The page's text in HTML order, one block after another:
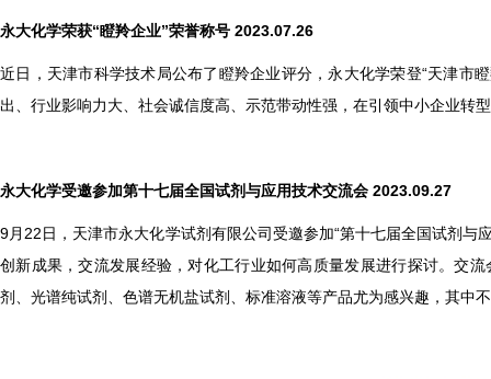
永大化学荣获“瞪羚企业”荣誉称号 2023.07.26
近日，天津市科学技术局公布了瞪羚企业评分，永大化学荣登“天津市
出、行业影响力大、社会诚信度高、示范带动性强，在引领中小企业转
永大化学受邀参加第十七届全国试剂与应用技术交流会 2023.09.27
9月22日，天津市永大化学试剂有限公司受邀参加“第十七届全国试剂
创新成果，交流发展经验，对化工行业如何高质量发展进行探讨。交
剂、光谱纯试剂、色谱无机盐试剂、标准溶液等产品尤为感兴趣，其中